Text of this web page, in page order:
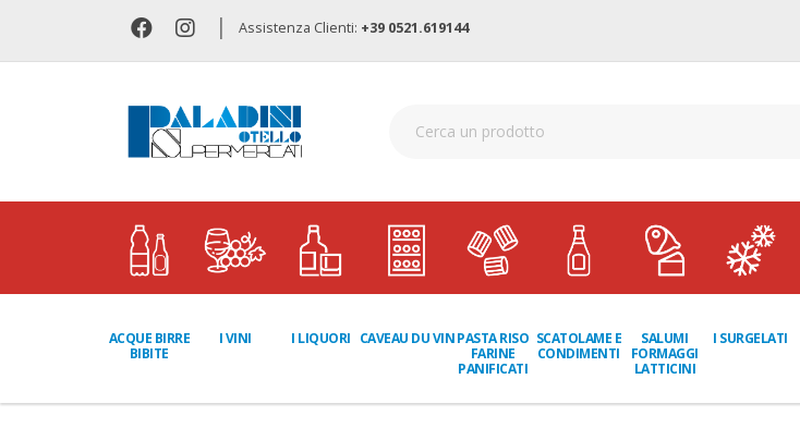
| Assistenza Clienti: +39 0521.619144
ACQUE BIRRE
BIBITE
I VINI I LIQUORI CAVEAU DU VINPASTA RISO
FARINE
PANIFICATI
SCATOLAME E
CONDIMENTI
SALUMI
FORMAGGI
LATTICINI
I SURGELATI